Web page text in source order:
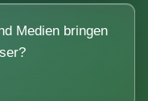
Medien bringen